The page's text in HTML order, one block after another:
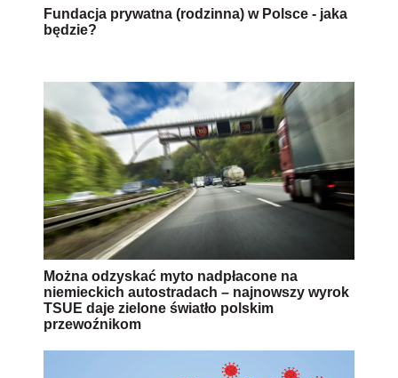
Fundacja prywatna (rodzinna) w Polsce - jaka
będzie?
Można odzyskać myto nadpłacone na
niemieckich autostradach – najnowszy wyrok
TSUE daje zielone światło polskim
przewoźnikom